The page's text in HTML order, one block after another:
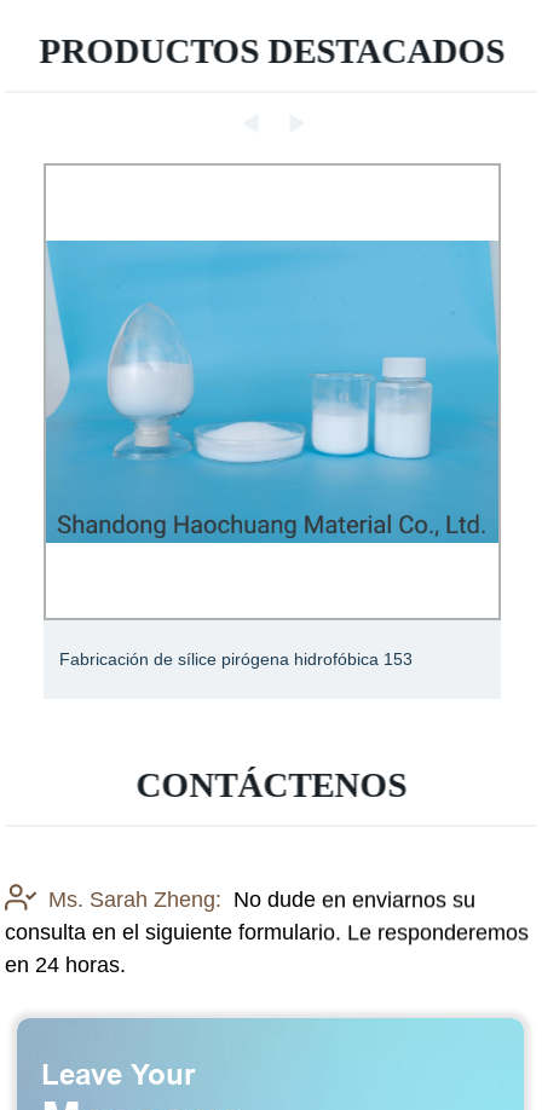
PRODUCTOS DESTACADOS
Fabricación de sílice pirógena hidrofóbica 153
CONTÁCTENOS
Ms. Sarah Zheng: No dude en enviarnos su
consulta en el siguiente formulario. Le responderemos
en 24 horas.